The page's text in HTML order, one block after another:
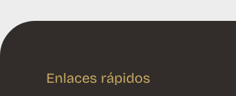
Enlaces rápidos